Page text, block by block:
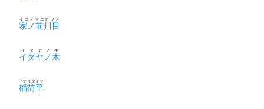
家ノ前川目
イエノマエカワメ
イタヤノ木
イタヤノキ
稲荷平
イナリタイラ